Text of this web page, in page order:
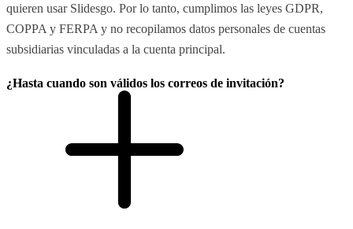
quieren usar Slidesgo. Por lo tanto, cumplimos las leyes GDPR,
COPPA y FERPA y no recopilamos datos personales de cuentas
subsidiarias vinculadas a la cuenta principal.
¿Hasta cuando son válidos los correos de invitación?